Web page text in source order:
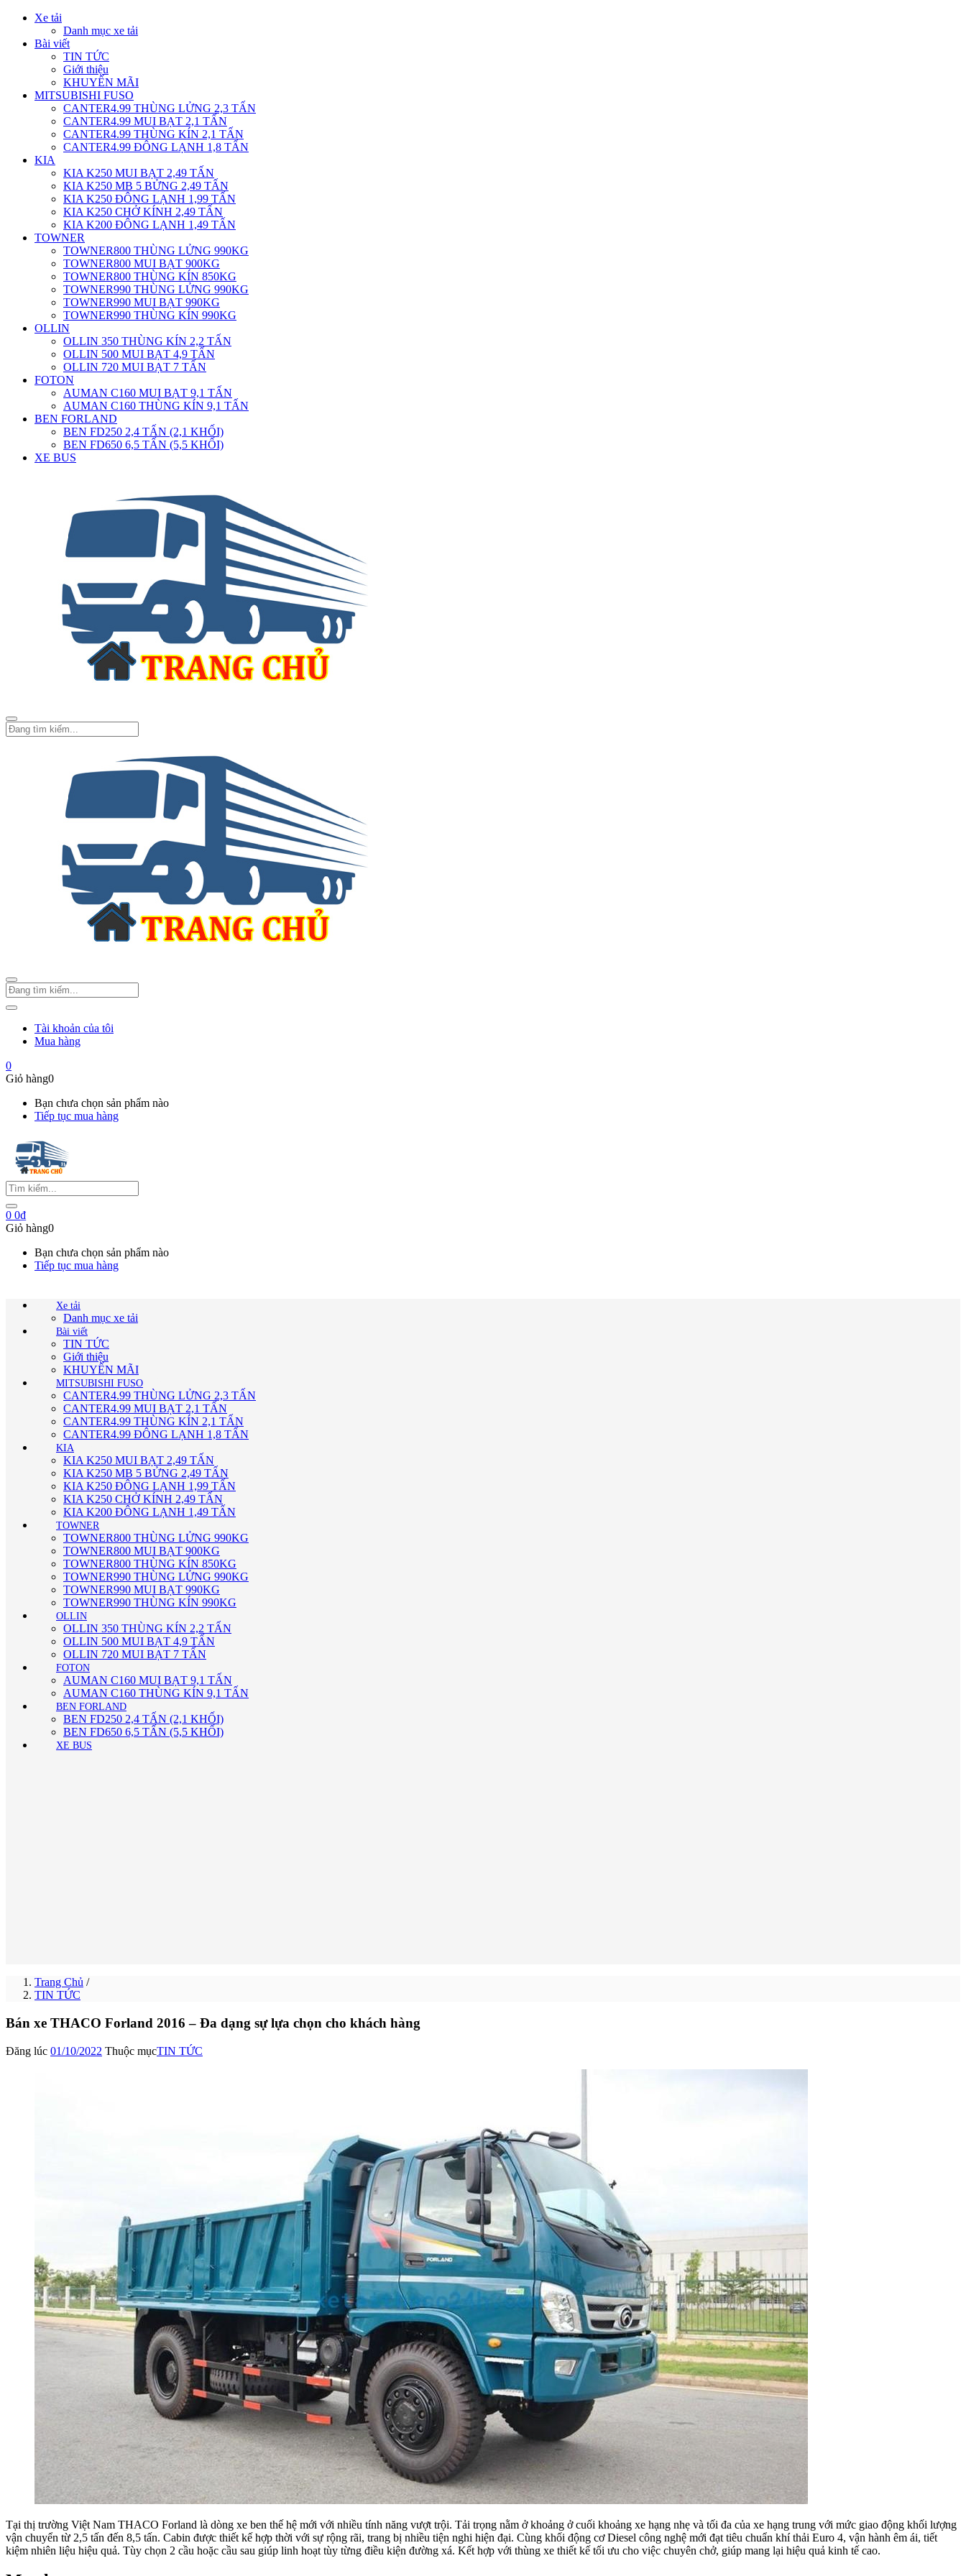
Xe tải
Danh mục xe tải
Bài viết
TIN TỨC
Giới thiệu
KHUYẾN MÃI
MITSUBISHI FUSO
CANTER4.99 THÙNG LỬNG 2,3 TẤN
CANTER4.99 MUI BẠT 2,1 TẤN
CANTER4.99 THÙNG KÍN 2,1 TẤN
CANTER4.99 ĐÔNG LẠNH 1,8 TẤN
KIA
KIA K250 MUI BẠT 2,49 TẤN
KIA K250 MB 5 BỬNG 2,49 TẤN
KIA K250 ĐÔNG LẠNH 1,99 TẤN
KIA K250 CHỞ KÍNH 2,49 TẤN
KIA K200 ĐÔNG LẠNH 1,49 TẤN
TOWNER
TOWNER800 THÙNG LỬNG 990KG
TOWNER800 MUI BẠT 900KG
TOWNER800 THÙNG KÍN 850KG
TOWNER990 THÙNG LỬNG 990KG
TOWNER990 MUI BẠT 990KG
TOWNER990 THÙNG KÍN 990KG
OLLIN
OLLIN 350 THÙNG KÍN 2,2 TẤN
OLLIN 500 MUI BẠT 4,9 TẤN
OLLIN 720 MUI BẠT 7 TẤN
FOTON
AUMAN C160 MUI BẠT 9,1 TẤN
AUMAN C160 THÙNG KÍN 9,1 TẤN
BEN FORLAND
BEN FD250 2,4 TẤN (2,1 KHỐI)
BEN FD650 6,5 TẤN (5,5 KHỐI)
XE BUS
Tài khoản của tôi
Mua hàng
0
Giỏ hàng0
Bạn chưa chọn sản phẩm nào
Tiếp tục mua hàng
0 0₫
Giỏ hàng0
Bạn chưa chọn sản phẩm nào
Tiếp tục mua hàng
Xe tải
Danh mục xe tải
Bài viết
TIN TỨC
Giới thiệu
KHUYẾN MÃI
MITSUBISHI FUSO
CANTER4.99 THÙNG LỬNG 2,3 TẤN
CANTER4.99 MUI BẠT 2,1 TẤN
CANTER4.99 THÙNG KÍN 2,1 TẤN
CANTER4.99 ĐÔNG LẠNH 1,8 TẤN
KIA
KIA K250 MUI BẠT 2,49 TẤN
KIA K250 MB 5 BỬNG 2,49 TẤN
KIA K250 ĐÔNG LẠNH 1,99 TẤN
KIA K250 CHỞ KÍNH 2,49 TẤN
KIA K200 ĐÔNG LẠNH 1,49 TẤN
TOWNER
TOWNER800 THÙNG LỬNG 990KG
TOWNER800 MUI BẠT 900KG
TOWNER800 THÙNG KÍN 850KG
TOWNER990 THÙNG LỬNG 990KG
TOWNER990 MUI BẠT 990KG
TOWNER990 THÙNG KÍN 990KG
OLLIN
OLLIN 350 THÙNG KÍN 2,2 TẤN
OLLIN 500 MUI BẠT 4,9 TẤN
OLLIN 720 MUI BẠT 7 TẤN
FOTON
AUMAN C160 MUI BẠT 9,1 TẤN
AUMAN C160 THÙNG KÍN 9,1 TẤN
BEN FORLAND
BEN FD250 2,4 TẤN (2,1 KHỐI)
BEN FD650 6,5 TẤN (5,5 KHỐI)
XE BUS
Trang Chủ /
TIN TỨC
Bán xe THACO Forland 2016 – Đa dạng sự lựa chọn cho khách hàng
Đăng lúc 01/10/2022 Thuộc mụcTIN TỨC
Tại thị trường Việt Nam THACO Forland là dòng xe ben thế hệ mới với nhiều tính năng vượt trội. Tải trọng nằm ở khoảng ở cuối khoảng xe hạng nhẹ và tối đa của xe hạng trung với mức giao động khối lượng
vận chuyển từ 2,5 tấn đến 8,5 tấn. Cabin được thiết kế hợp thời với sự rộng rãi, trang bị nhiều tiện nghi hiện đại. Cùng khối động cơ Diesel công nghệ mới đạt tiêu chuẩn khí thải Euro 4, vận hành êm ái, tiết
kiệm nhiên liệu hiệu quả. Tùy chọn 2 cầu hoặc cầu sau giúp linh hoạt tùy từng điều kiện đường xá. Kết hợp với thùng xe thiết kế tối ưu cho việc chuyên chở, giúp mang lại hiệu quả kinh tế cao.